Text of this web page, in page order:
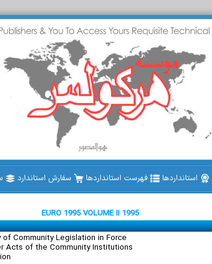
استانداردها فهرست استانداردها سفارش استاندارد
EURO 1995 VOLUME II 1995
of Community Legislation in Force
Acts of the Community Institutions